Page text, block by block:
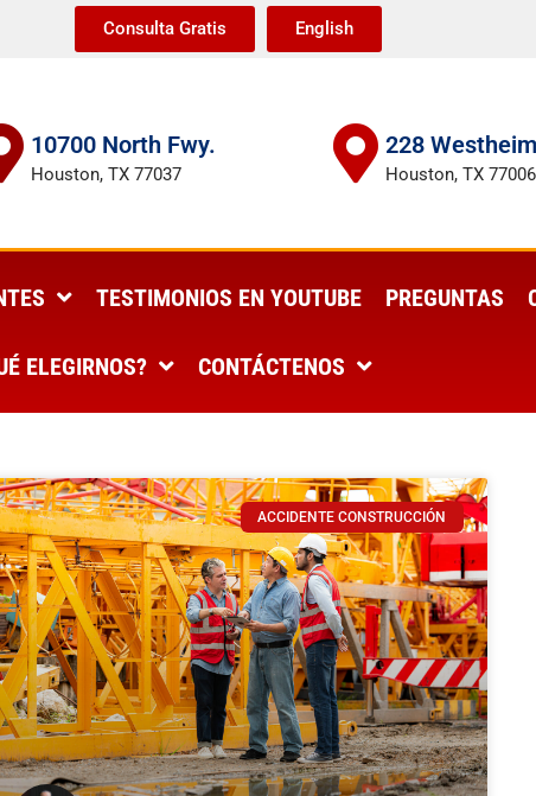
Consulta Gratis English
10700 North Fwy.
Houston, TX 77037
228
Houston, TX 77006
TESTIMONIOS EN YOUTUBE PREGUNTAS
ELEGIRNOS? CONTÁCTENOS
ACCIDENTE CONSTRUCCIÓN